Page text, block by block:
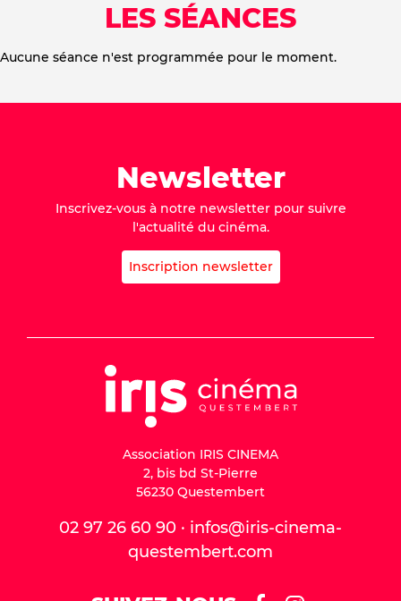
LES SÉANCES
Aucune séance n'est programmée pour le moment.
Newsletter
Inscrivez-vous à notre newsletter pour suivre
l'actualité du cinéma.
Inscription newsletter
Association IRIS CINEMA
2, bis bd St-Pierre
56230 Questembert
02 97 26 60 90 · infos@iris-cinema-
questembert.com